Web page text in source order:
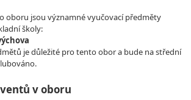
oboru jsou významné vyučovací předměty
školy:
je důležité pro tento obor a bude na střední
v oboru